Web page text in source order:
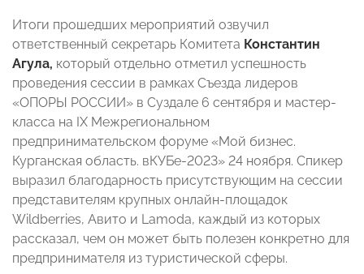
Итоги прошедших мероприятий озвучил
ответственный секретарь Комитета Константин
Агула, который отдельно отметил успешность
проведения сессии в рамках Съезда лидеров
«ОПОРЫ РОССИИ» в Суздале 6 сентября и мастер-
класса на IX Межрегиональном
предпринимательском форуме «Мой бизнес.
Курганская область. вКУБе-2023» 24 ноября. Спикер
выразил благодарность присутствующим на сессии
представителям крупных онлайн-площадок
Wildberries, Авито и Lamoda, каждый из которых
рассказал, чем он может быть полезен конкретно для
предпринимателя из туристической сферы.